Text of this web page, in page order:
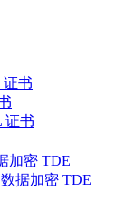
证书
证书
加密 TDE
据加密 TDE